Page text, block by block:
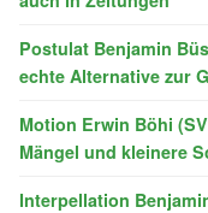
Postulat Benjamin
echte Alternative zur
Motion Erwin Böhi
Mängel und kleinere
Interpellation